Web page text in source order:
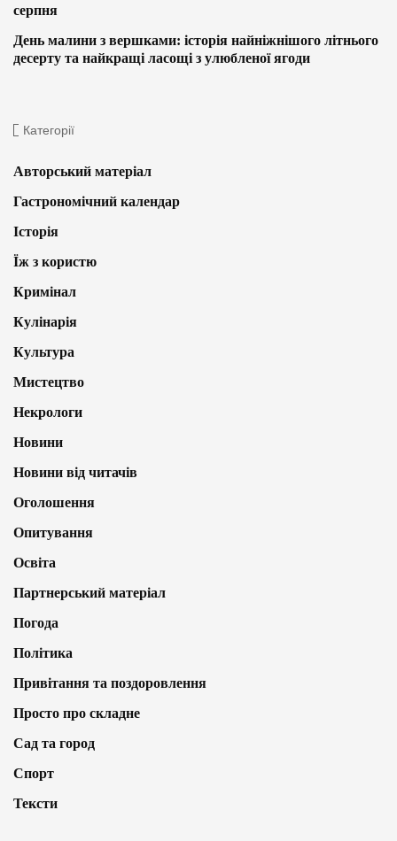
серпня
День малини з вершками: історія найніжнішого літнього
десерту та найкращі ласощі з улюбленої ягоди
Категорії
Авторський матеріал
Гастрономічний календар
Історія
Їж з користю
Кримінал
Кулінарія
Культура
Мистецтво
Некрологи
Новини
Новини від читачів
Оголошення
Опитування
Освіта
Партнерський матеріал
Погода
Політика
Привітання та поздоровлення
Просто про складне
Сад та город
Спорт
Тексти